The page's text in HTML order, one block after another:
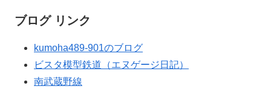
ブログ リンク
kumoha489-901のブログ
ビスタ模型鉄道（エヌゲージ日記）
南武蔵野線